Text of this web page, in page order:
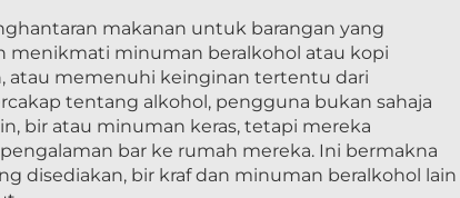
makanan untuk barangan yang
menikmati minuman beralkohol atau kopi
atau memenuhi keinginan tertentu dari
tentang alkohol, pengguna bukan sahaja
bir atau minuman keras, tetapi mereka
bar ke rumah mereka. Ini bermakna
disediakan, bir kraf dan minuman beralkohol lain